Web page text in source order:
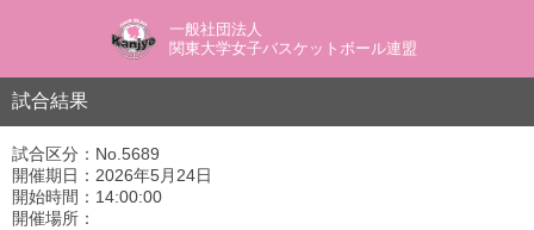
一般社団法人
関東大学女子バスケットボール連盟
試合結果
試合区分：No.5689
開催期日：2026年5月24日
開始時間：14:00:00
開催場所：